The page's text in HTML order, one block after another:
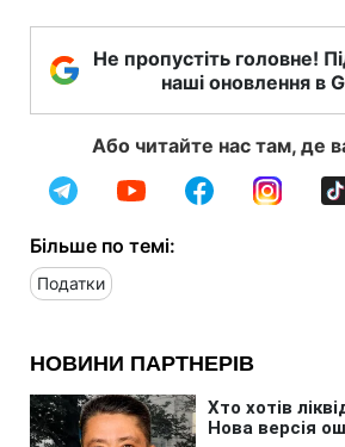
Не пропустіть головне!
наші оновлення в
Або читайте нас там, де
Більше по темі:
Податки